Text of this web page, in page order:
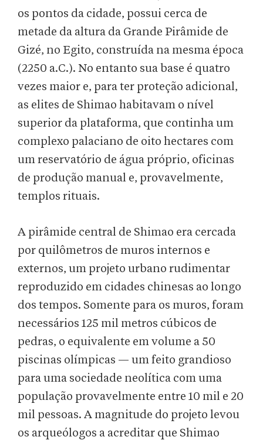
os pontos da cidade, possui cerca de
metade da altura da Grande Pirâmide de
Gizé, no Egito, construída na mesma época
(2250 a.C.). No entanto sua base é quatro
vezes maior e, para ter proteção adicional,
as elites de Shimao habitavam o nível
superior da plataforma, que continha um
complexo palaciano de oito hectares com
um reservatório de água próprio, oficinas
de produção manual e, provavelmente,
templos rituais.
A pirâmide central de Shimao era cercada
por quilômetros de muros internos e
externos, um projeto urbano rudimentar
reproduzido em cidades chinesas ao longo
dos tempos. Somente para os muros, foram
necessários 125 mil metros cúbicos de
pedras, o equivalente em volume a 50
piscinas olímpicas — um feito grandioso
para uma sociedade neolítica com uma
população provavelmente entre 10 mil e 20
mil pessoas. A magnitude do projeto levou
os arqueólogos a acreditar que Shimao